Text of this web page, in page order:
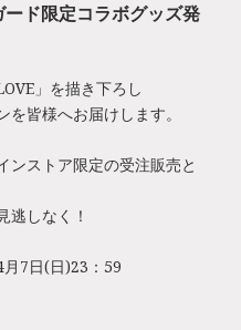
ド限定コラボグッズ発
」を描き下ろし
皆様へお届けします。
ンストア限定の受注販売と
逃しなく！
月7日(日)23：59